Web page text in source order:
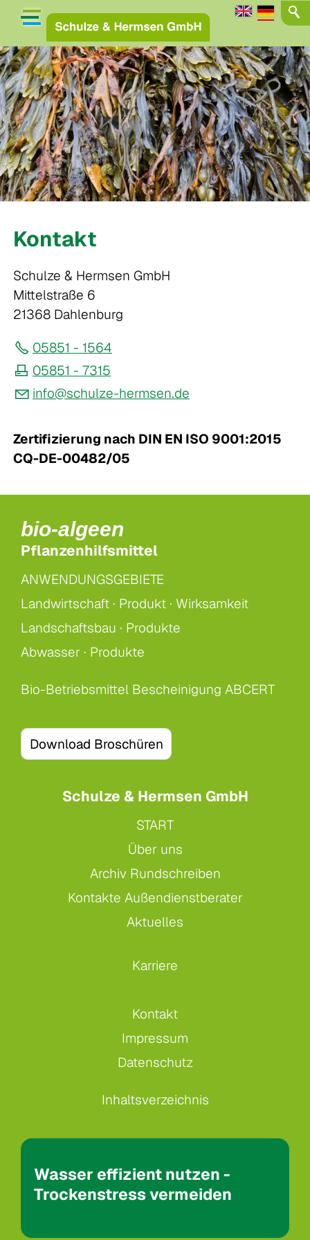
Kontakt
Schulze & Hermsen GmbH
Mittelstraße 6
21368 Dahlenburg
05851 - 1564
05851 - 7315
nf
sch lz -h rms n d
Zertifizierung nach DIN EN ISO 9001:2015
CQ-DE-00482/05
bio-algeen
Pflanzenhilfsmittel
ANWENDUNGSGEBIETE
Landwirtschaft · Produkt · Wirksamkeit
Landschaftsbau · Produkte
Abwasser · Produkte
Bio-Betriebsmittel Bescheinigung ABCERT
Download Broschüren
Schulze & Hermsen GmbH
START
Über uns
Archiv Rundschreiben
Kontakte Außendienstberater
Aktuelles
Karriere
Kontakt
Impressum
Datenschutz
Inhaltsverzeichnis
Wasser effizient nutzen -
Trockenstress vermeiden